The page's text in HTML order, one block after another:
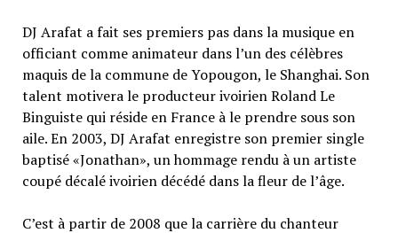
DJ Arafat a fait ses premiers pas dans la musique en
officiant comme animateur dans l’un des célèbres
maquis de la commune de Yopougon, le Shanghai. Son
talent motivera le producteur ivoirien Roland Le
Binguiste qui réside en France à le prendre sous son
aile. En 2003, DJ Arafat enregistre son premier single
baptisé «Jonathan», un hommage rendu à un artiste
coupé décalé ivoirien décédé dans la fleur de l’âge.
C’est à partir de 2008 que la carrière du chanteur